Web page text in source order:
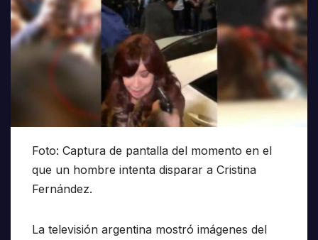
Foto: Captura de pantalla del momento en el
que un hombre intenta disparar a Cristina
Fernández.
La televisión argentina mostró imágenes del